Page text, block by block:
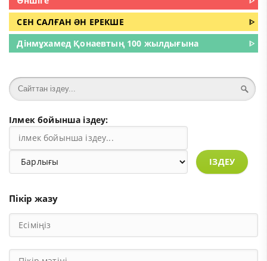
СЕН САЛҒАН ƏН ЕРЕКШЕ
ᐈ
Дінмұхамед Қонаевтың 100 жылдығына
ᐈ
Ілмек бойынша іздеу:
ІЗДЕУ
Пікір жазу